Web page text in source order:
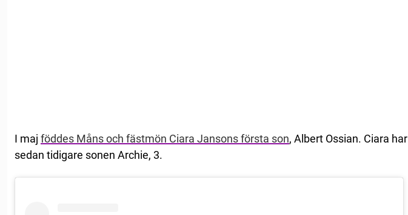
I maj föddes Måns och fästmön Ciara Jansons första son, Albert Ossian. Ciara har
sedan tidigare sonen Archie, 3.